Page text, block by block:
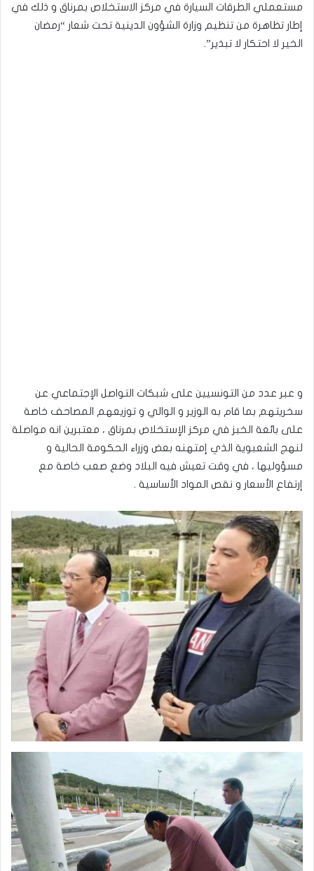
مستعملي الطرقات السيارة في مركز الاستخلاص بمرناق و ذلك في
إطار تظاهرة من تنظيم وزارة الشؤون الدينية تحت شعار “رمضان
الخير لا احتكار لا تبذير”.
و عبر عدد من التونسيين على شبكات التواصل الإجتماعي عن
سخريتهم بما قام به الوزير و الوالي و توزيعهم المصاحف خاصة
على بائعة الخبز في مركز الإستخلاص بمرناق ، معتبرين انه مواصلة
لنهج الشعبوية الذي إمتهنه بعض وزراء الحكومة الحالية و
مسؤوليها ، في وقت تعيش فيه البلاد وضع صعب خاصة مع
إرتفاع الأسعار و نقص المواد الأساسية .